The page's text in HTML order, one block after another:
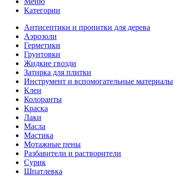
Категории
Антисептики и пропитки для дерева
Аэрозоли
Герметики
Грунтовки
Жидкие гвозди
Затирка для плитки
Инструмент и вспомогательные материалы
Клеи
Колоранты
Краска
Лаки
Масла
Мастика
Мотажные пены
Разбавители и растворители
Сурик
Шпатлевка